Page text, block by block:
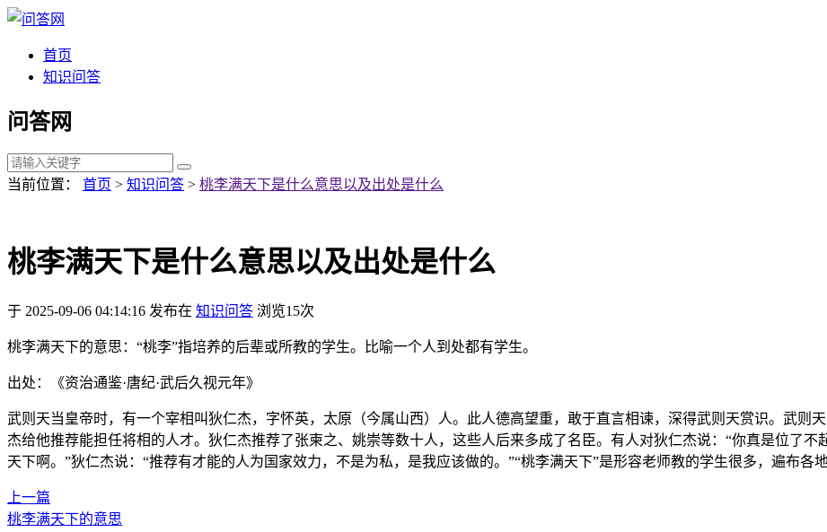
首页
知识问答
问答网
当前位置： 首页 > 知识问答 > 桃李满天下是什么意思以及出处是什么
桃李满天下是什么意思以及出处是什么
于 2025-09-06 04:14:16 发布在 知识问答 浏览15次
桃李满天下的意思：“桃李”指培养的后辈或所教的学生。比喻一个人到处都有学生。
出处：《资治通鉴·唐纪·武后久视元年》
武则天当皇帝时，有一个宰相叫狄仁杰，字怀英，太原（今属山西）人。此人德高望重，敢于直言相谏，深得武则天赏识。武则
杰给他推荐能担任将相的人才。狄仁杰推荐了张柬之、姚崇等数十人，这些人后来多成了名臣。有人对狄仁杰说：“你真是位了
天下啊。”狄仁杰说：“推荐有才能的人为国家效力，不是为私，是我应该做的。”“桃李满天下”是形容老师教的学生很多，遍布各
上一篇
桃李满天下的意思